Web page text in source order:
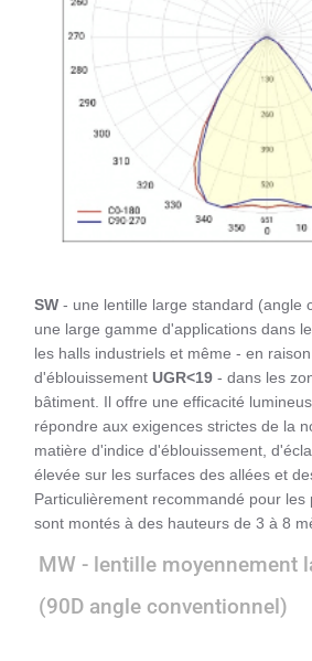
SW - une lentille large standard (angle
une large gamme d'applications dans
les halls industriels et même - en
d'éblouissement UGR<19 - dans les
bâtiment. Il offre une efficacité
répondre aux exigences strictes de la
matière d'indice d'éblouissement,
élevée sur les surfaces des allées et
Particulièrement recommandé pour les
sont montés à des hauteurs de 3 à 8
MW - lentille moyennement
(90D angle conventionnel)